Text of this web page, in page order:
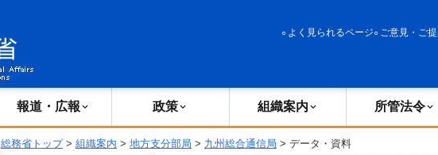
よく見られるページ ご意見・ご
報道・広報 政策 組織案内 所管法令
総務省トップ> 組織案内 > 地方支分部局 > 九州総合通信局 > データ・資料